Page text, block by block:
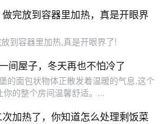
完放到容器里加热，真是开眼界
到容器里加热,真是开眼界了!
间屋子，冬天再也不怕冷了
的面包状物体正散发着温暖的气息,这个
的整个房间温馨舒适。...
加热了，你知道怎么处理剩饭菜